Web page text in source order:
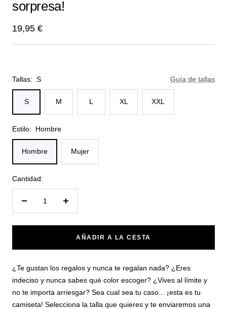
sorpresa!
Precio
de
19,95 €
Tallas: S Guía de tallas
S M L XL XXL
Estilo: Hombre
Hombre Mujer
Cantidad:
Reducir
Aumentar
AÑADIR A LA CESTA
¿Te gustan los regalos y nunca te regalan nada? ¿Eres
indeciso y nunca sabes qué color escoger? ¿Vives al límite y
no te importa arriesgar? Sea cual sea tu caso... ¡esta es tu
camiseta! Selecciona la talla que quieres y te enviaremos una